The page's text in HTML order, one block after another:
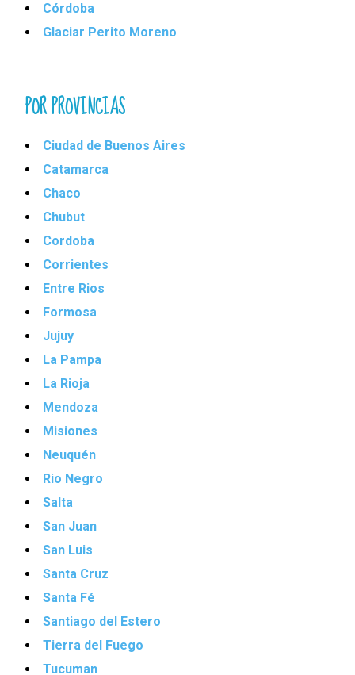
Córdoba
Glaciar Perito Moreno
POR PROVINCIAS
Ciudad de Buenos Aires
Catamarca
Chaco
Chubut
Cordoba
Corrientes
Entre Rios
Formosa
Jujuy
La Pampa
La Rioja
Mendoza
Misiones
Neuquén
Rio Negro
Salta
San Juan
San Luis
Santa Cruz
Santa Fé
Santiago del Estero
Tierra del Fuego
Tucuman